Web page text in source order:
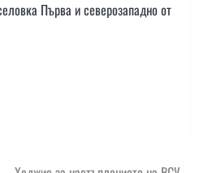
Първа и северозападно от